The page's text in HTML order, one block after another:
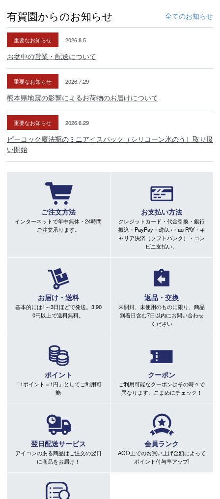
有賀園からのお知らせ 全てのお知らせ
重要なお知らせ 2026.8.5
お盆中の営業・配送について
重要なお知らせ 2026.7.29
熊本県地震の影響によるお荷物のお届けについて
重要なお知らせ 2026.6.29
ピーコック魔法瓶のミニアイスパック（シリコーン氷のう）取り扱
い開始
ご注文方法
インターネットで年中無休・24時間
ご注文承ります。
お支払い方法
クレジットカード・代金引換・銀行
振込・PayPay・d払い・au PAY・キ
ャリア決済（ソフトバンク）・コン
ビニ支払い。
お届け・送料
基本的には1～3日ほどで発送。3,90
0円以上で送料無料。
返品・交換
未開封、未使用のものに限り、商品
到着日含む7日以内にお問い合わせ
ください
ポイント
「1ポイント＝1円」としてご利用可
能
クーポン
ご利用可能なクーポンはその時々で
異なります。こまめにチェック！
翌日配送サービス
アイコンのある商品はご注文の翌日
に商品をお届け！
会員ランク
AGO上でのお買い上げ金額によって
ポイント付与率アップ!